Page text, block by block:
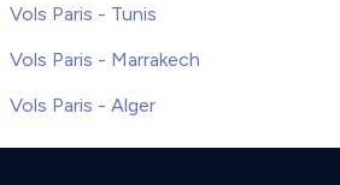
Vols Paris - Tunis
Vols Paris - Marrakech
Vols Paris - Alger